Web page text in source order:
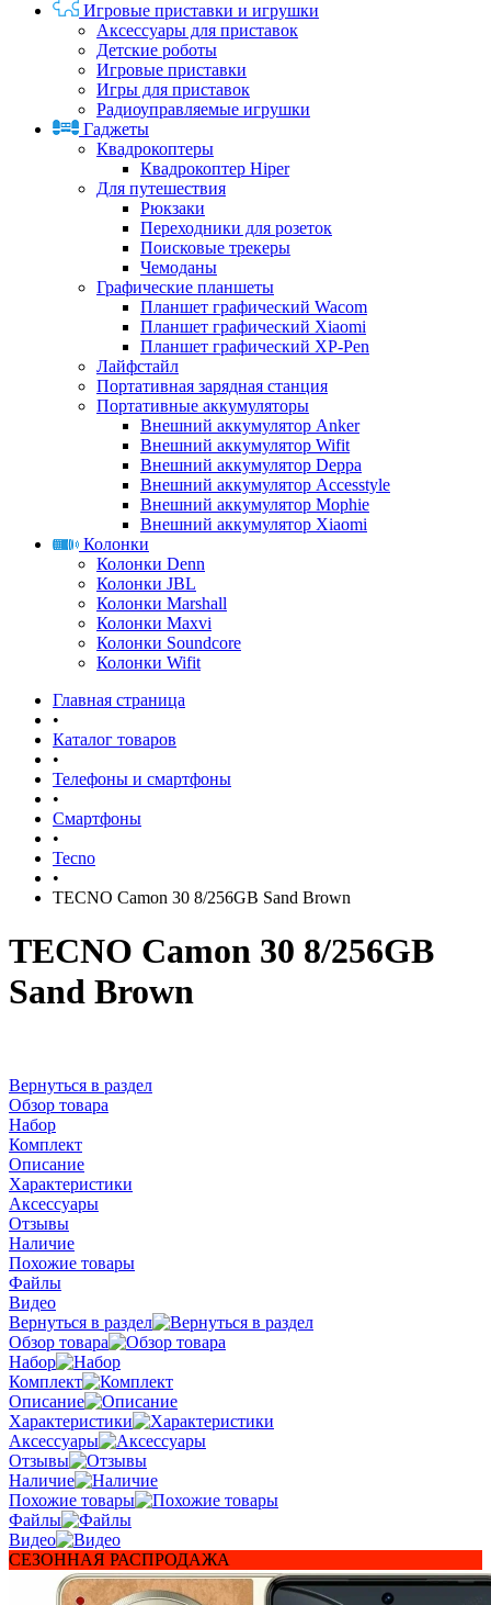
Игровые приставки и игрушки
Аксессуары для приставок
Детские роботы
Игровые приставки
Игры для приставок
Радиоуправляемые игрушки
Гаджеты
Квадрокоптеры
Квадрокоптер Hiper
Для путешествия
Рюкзаки
Переходники для розеток
Поисковые трекеры
Чемоданы
Графические планшеты
Планшет графический Wacom
Планшет графический Xiaomi
Планшет графический XP-Pen
Лайфстайл
Портативная зарядная станция
Портативные аккумуляторы
Внешний аккумулятор Anker
Внешний аккумулятор Wifit
Внешний аккумулятор Deppa
Внешний аккумулятор Accesstyle
Внешний аккумулятор Mophie
Внешний аккумулятор Xiaomi
Колонки
Колонки Denn
Колонки JBL
Колонки Marshall
Колонки Maxvi
Колонки Soundcore
Колонки Wifit
Главная страница
•
Каталог товаров
•
Телефоны и смартфоны
•
Смартфоны
•
Tecno
•
TECNO Camon 30 8/256GB Sand Brown
TECNO Camon 30 8/256GB
Sand Brown
Вернуться в раздел
Обзор товара
Набор
Комплект
Описание
Характеристики
Аксессуары
Отзывы
Наличие
Похожие товары
Файлы
Видео
Вернуться в раздел
Обзор товара
Набор
Комплект
Описание
Характеристики
Аксессуары
Отзывы
Наличие
Похожие товары
Файлы
Видео
СЕЗОННАЯ РАСПРОДАЖА